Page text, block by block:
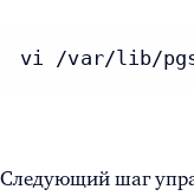
vi /var/lib/
Следующий шаг